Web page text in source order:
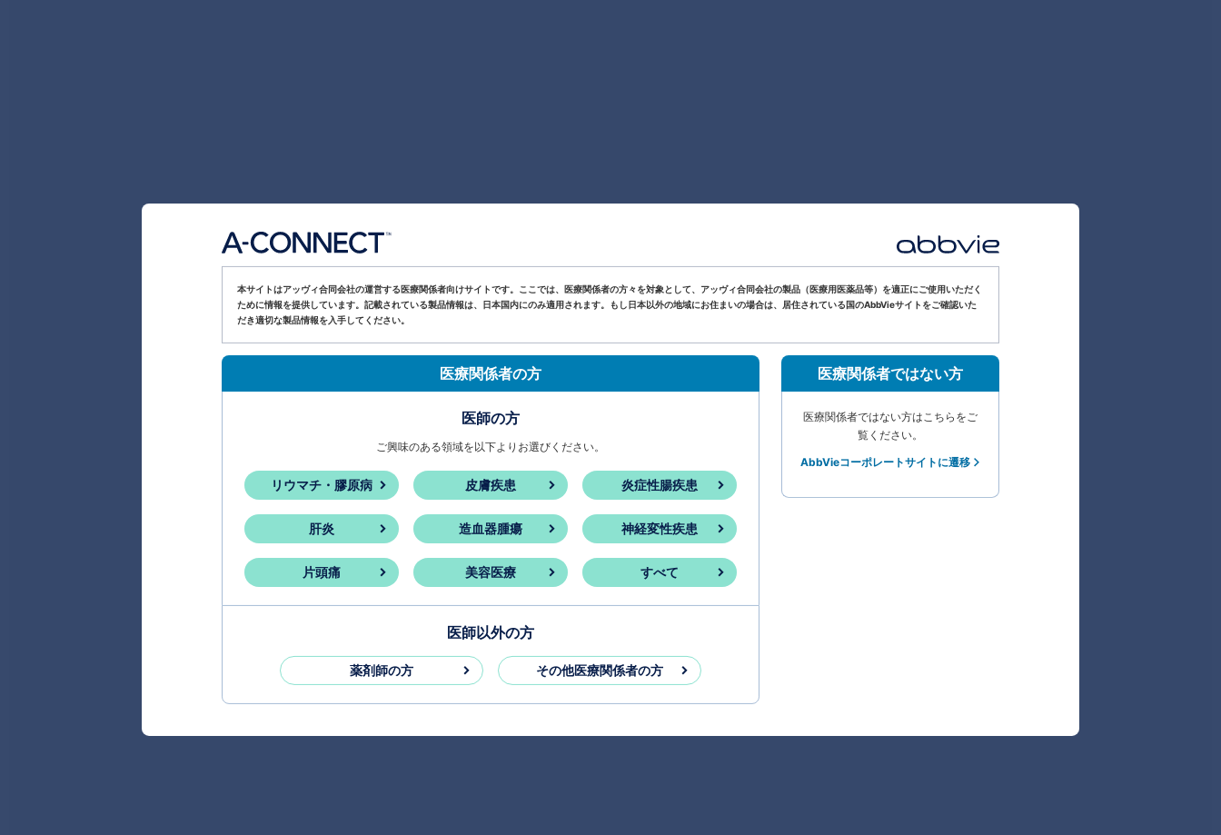
本サイトはアッヴィ合同会社の運営する医療関係者向けサイトです。ここでは、医療関係者の方々を対象として、アッヴィ合同会社の製品（医療用医薬品等）を適正にご使用いただく
ために情報を提供しています。記載されている製品情報は、日本国内にのみ適用されます。もし日本以外の地域にお住まいの場合は、居住されている国のAbbVieサイトをご確認いた
だき適切な製品情報を入手してください。
医療関係者の方
医師の方
ご興味のある領域を以下よりお選びください。
リウマチ・膠原病 皮膚疾患 炎症性腸疾患
肝炎 造血器腫瘍 神経変性疾患
片頭痛 美容医療 すべて
医師以外の方
薬剤師の方 その他医療関係者の方
医療関係者ではない方
医療関係者ではない方はこちらをご
覧ください。
AbbVieコーポレートサイトに遷移